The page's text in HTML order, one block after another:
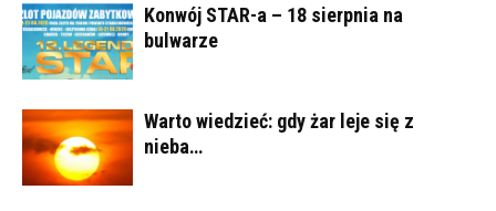
Konwój STAR-a – 18 sierpnia na
bulwarze
Warto wiedzieć: gdy żar leje się z
nieba…